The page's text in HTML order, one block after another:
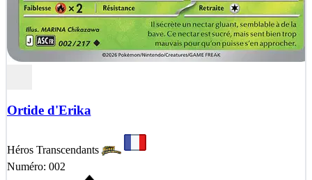
Ortide d'Erika
Héros Transcendants
Numéro: 002